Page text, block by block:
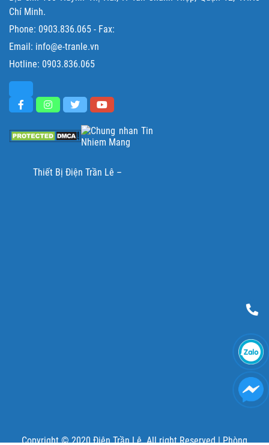
Chí Minh.
Phone: 0903.836.065 - Fax:
Email: info@e-tranle.vn
Hotline: 0903.836.065
Thiết Bị Điện Trần Lê –
Copyright © 2020 Điện Trần Lê. All right Reserved |Phòng